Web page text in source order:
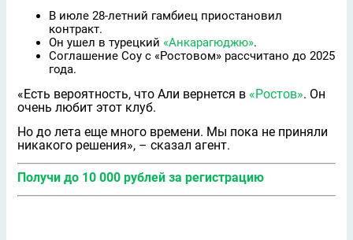
В июле 28-летний гамбиец приостановил
контракт.
Он ушел в турецкий «Анкарагюджю».
Соглашение Соу с «Ростовом» рассчитано до 2025
года.
«Есть вероятность, что Али вернется в «Ростов». Он
очень любит этот клуб.
Но до лета еще много времени. Мы пока не приняли
никакого решения», – сказал агент.
Получи до 10 000 рублей за регистрацию